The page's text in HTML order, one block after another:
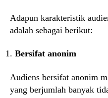
Adapun karakteristik
adalah sebagai berikut:
Bersifat anonim
Audiens bersifat anonim
yang berjumlah banyak